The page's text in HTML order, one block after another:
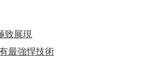
致展現
最強悍技術